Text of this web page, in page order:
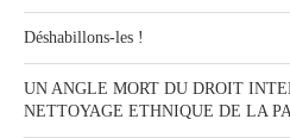
Déshabillons-les !
UN ANGLE MORT DU DROIT
NETTOYAGE ETHNIQUE DE LA